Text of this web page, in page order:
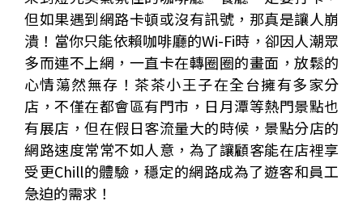
個
人
家
庭
企
業
國
際
科
技
研
發
關
於
我
們
產品
但如果遇到網路卡頓或沒有訊號，那真是讓人崩
潰！當你只能依賴咖啡廳的Wi-Fi時，卻因人潮眾
多而連不上網，一直卡在轉圈圈的畫面，放鬆的
心情蕩然無存！茶茶小王子在全台擁有多家分
店，不僅在都會區有門市，日月潭等熱門景點也
有展店，但在假日客流量大的時候，景點分店的
網路速度常常不如人意，為了讓顧客能在店裡享
受更Chill的體驗，穩定的網路成為了遊客和員工
急迫的需求！